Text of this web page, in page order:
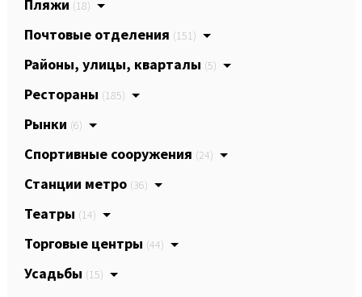
Пляжи (18)
Почтовые отделения (151)
Районы, улицы, кварталы (5)
Рестораны (185)
Рынки (6)
Спортивные сооружения (24)
Станции метро (36)
Театры (14)
Торговые центры (44)
Усадьбы (15)